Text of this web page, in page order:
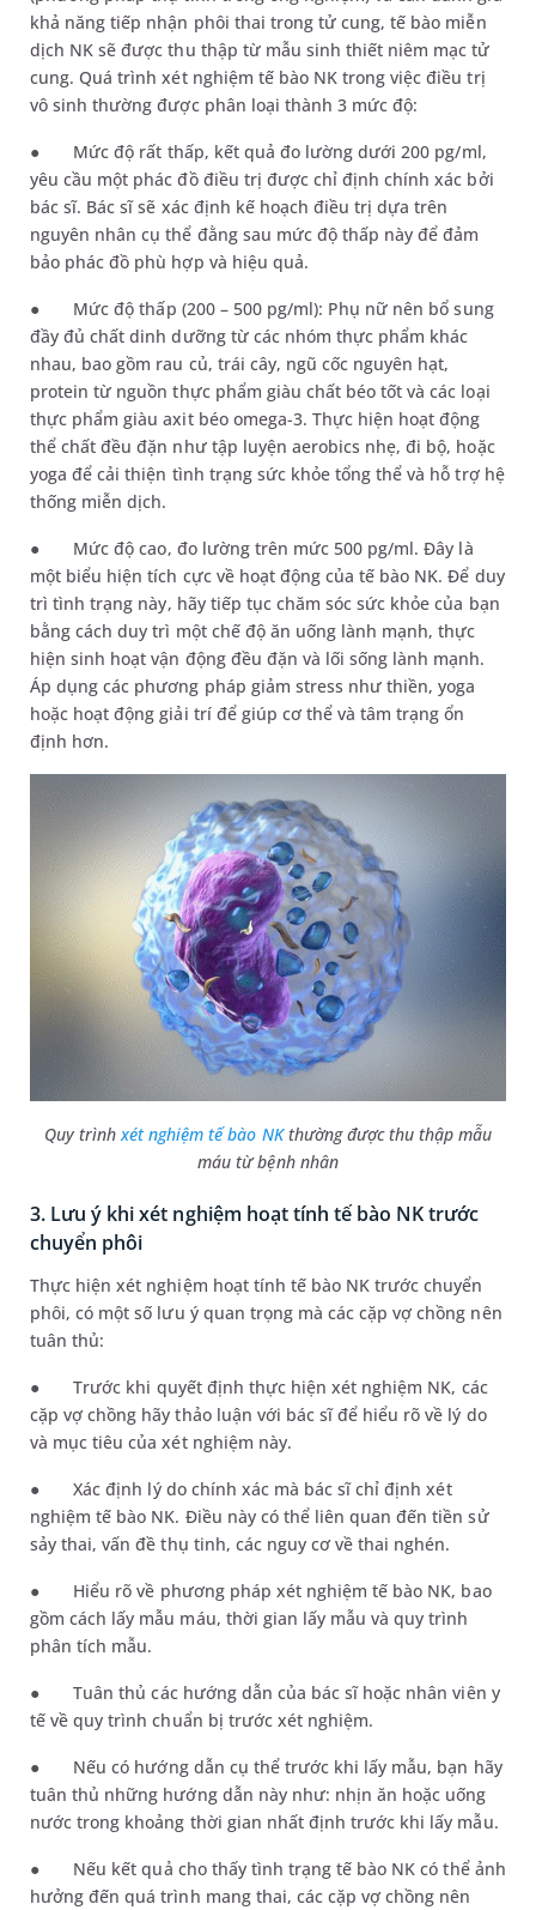
khả năng tiếp nhận phôi thai trong tử cung, tế bào miễn
dịch NK sẽ được thu thập từ mẫu sinh thiết niêm mạc tử
cung. Quá trình xét nghiệm tế bào NK trong việc điều trị
vô sinh thường được phân loại thành 3 mức độ:
●
Mức độ rất thấp, kết quả đo lường dưới 200 pg/ml,
yêu cầu một phác đồ điều trị được chỉ định chính xác bởi
bác sĩ. Bác sĩ sẽ xác định kế hoạch điều trị dựa trên
nguyên nhân cụ thể đằng sau mức độ thấp này để đảm
bảo phác đồ phù hợp và hiệu quả.
●
Mức độ thấp (200 – 500 pg/ml): Phụ nữ nên bổ sung
đầy đủ chất dinh dưỡng từ các nhóm thực phẩm khác
nhau, bao gồm rau củ, trái cây, ngũ cốc nguyên hạt,
protein từ nguồn thực phẩm giàu chất béo tốt và các loại
thực phẩm giàu axit béo omega-3. Thực hiện hoạt động
thể chất đều đặn như tập luyện aerobics nhẹ, đi bộ, hoặc
yoga để cải thiện tình trạng sức khỏe tổng thể và hỗ trợ hệ
thống miễn dịch.
●
Mức độ cao, đo lường trên mức 500 pg/ml. Đây là
một biểu hiện tích cực về hoạt động của tế bào NK. Để duy
trì tình trạng này, hãy tiếp tục chăm sóc sức khỏe của bạn
bằng cách duy trì một chế độ ăn uống lành mạnh, thực
hiện sinh hoạt vận động đều đặn và lối sống lành mạnh.
Áp dụng các phương pháp giảm stress như thiền, yoga
hoặc hoạt động giải trí để giúp cơ thể và tâm trạng ổn
định hơn.
Quy trìnhxét nghiệm tế bào NKthường được thu thập mẫu
máu từ bệnh nhân
3. Lưu ý khi xét nghiệm hoạt tính tế bào NK trước
chuyển phôi
Thực hiện xét nghiệm hoạt tính tế bào NK trước chuyển
phôi, có một số lưu ý quan trọng mà các cặp vợ chồng nên
tuân thủ:
●
Trước khi quyết định thực hiện xét nghiệm NK, các
cặp vợ chồng hãy thảo luận với bác sĩ để hiểu rõ về lý do
và mục tiêu của xét nghiệm này.
●
Xác định lý do chính xác mà bác sĩ chỉ định xét
nghiệm tế bào NK. Điều này có thể liên quan đến tiền sử
sảy thai, vấn đề thụ tinh, các nguy cơ về thai nghén.
●
Hiểu rõ về phương pháp xét nghiệm tế bào NK, bao
gồm cách lấy mẫu máu, thời gian lấy mẫu và quy trình
phân tích mẫu.
●
Tuân thủ các hướng dẫn của bác sĩ hoặc nhân viên y
tế về quy trình chuẩn bị trước xét nghiệm.
●
Nếu có hướng dẫn cụ thể trước khi lấy mẫu, bạn hãy
tuân thủ những hướng dẫn này như: nhịn ăn hoặc uống
nước trong khoảng thời gian nhất định trước khi lấy mẫu.
●
Nếu kết quả cho thấy tình trạng tế bào NK có thể ảnh
hưởng đến quá trình mang thai, các cặp vợ chồng nên